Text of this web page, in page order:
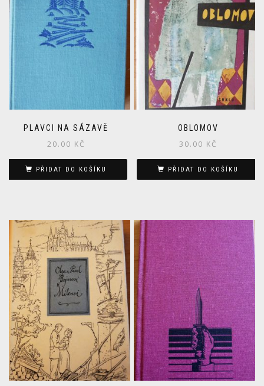
PLAVCI NA SÁZAVĚ
20.00 KČ
PŘIDAT DO KOŠÍKU
OBLOMOV
30.00 KČ
PŘIDAT DO KOŠÍKU